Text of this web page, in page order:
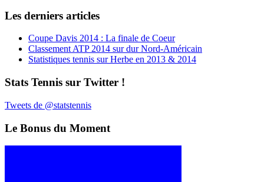
Les derniers articles
Coupe Davis 2014 : La finale de Coeur
Classement ATP 2014 sur dur Nord-Américain
Statistiques tennis sur Herbe en 2013 & 2014
Stats Tennis sur Twitter !
Tweets de @statstennis
Le Bonus du Moment